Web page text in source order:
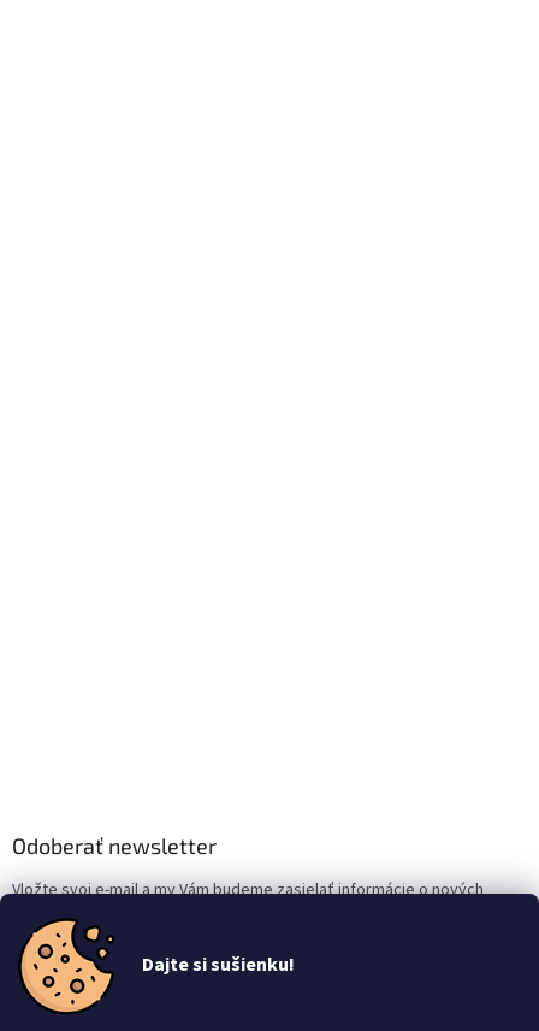
Dajte si sušienku!
Odoberať newsletter
Vložte svoj e-mail a my Vám budeme zasielať informácie o nových
produktoch na našom e-shope.
Email
Vložením e-mailu súhlasíte s